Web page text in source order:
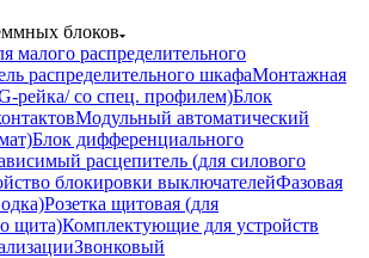
блоков
малого распределительного
распределительного шкафаМонтажная
рейка/ со спец. профилем)Блок
Модульный автоматический
Блок дифференциального
расцепитель (для силового
блокировки выключателейФазовая
Розетка щитовая (для
щита)Комплектующие для устройств
Звонковый